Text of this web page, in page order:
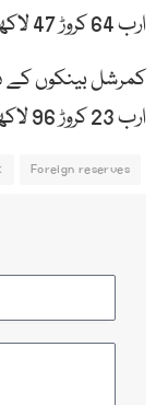
ارب 64 کروڑ 47 لاکھ ڈالر کی سطح پر آگئے۔
ارب 23 کروڑ 96 لاکھ ڈالر کی سطح پر آگئے۔
Foreign reserves